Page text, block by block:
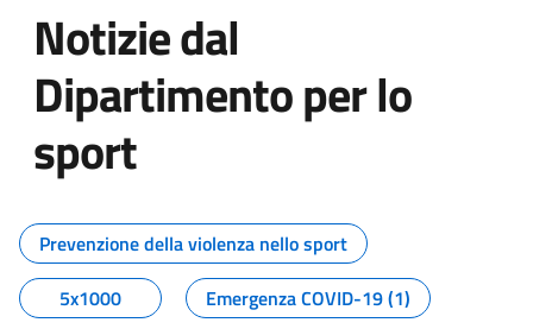
Notizie dal
Dipartimento per lo
sport
Tutti i contenuti della pagina
Prevenzione della violenza nello sport
5x1000
Emergenza COVID-19 (1)